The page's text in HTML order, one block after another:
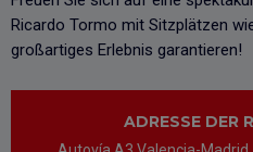
Ricardo Tormo mit Sitzplätzen
großartiges Erlebnis garantieren!
ADRESSE DER